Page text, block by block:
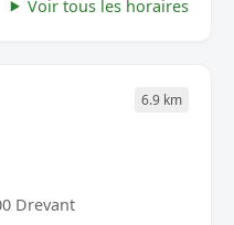
Voir tous les horaires
6.9 km
Drevant